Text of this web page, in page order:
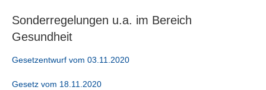
Sonderregelungen u.a. im Bereich
Gesundheit
Gesetzentwurf vom 03.11.2020
Gesetz vom 18.11.2020